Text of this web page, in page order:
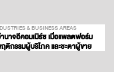
& BUSINESS AREAS
นาจอีคอมเมิร์ซ เมื่อแพลตฟอร์ม
ติกรรมผู้บริโภค และชะตาผู้ขาย